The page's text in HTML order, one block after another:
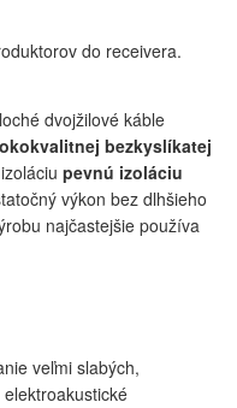
do receivera.
dvojžilové káble
bezkyslíkatej
pevnú izoláciu
výkon bez dlhšieho
najčastejšie používa
veľmi slabých,